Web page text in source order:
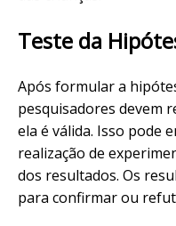
Teste da
Após formular a
pesquisadores devem
ela é válida. Isso pode
realização de
dos resultados. Os
para confirmar ou